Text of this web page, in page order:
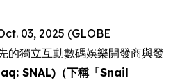
03, 2025 (GLOBE
的獨立互動數碼娛樂開發商與發
SNAL)（下稱「Snail